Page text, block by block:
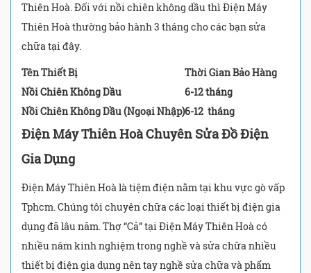
Thiên Hoà. Đối với nồi chiên không dầu thì Điện Máy
Thiên Hoà thường bảo hành 3 tháng cho các bạn sửa
chữa tại đây.
Tên Thiết Bị
Thời Gian Bảo Hàng
Nồi Chiên Không Dầu
6-12 tháng
Nồi Chiên Không Dầu (Ngoại Nhập)6-12 tháng
Điện Máy Thiên Hoà Chuyên Sửa Đồ Điện
Gia Dụng
Điện Máy Thiên Hoà là tiệm điện nằm tại khu vực gò vấp
Tphcm. Chúng tôi chuyên chữa các loại thiết bị điện gia
dụng đã lâu năm. Thợ “Cả” tại Điện Máy Thiên Hoà có
nhiều năm kinh nghiệm trong nghề và sửa chữa nhiều
thiết bị điện gia dụng nên tay nghề sửa chữa và phẩm